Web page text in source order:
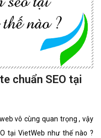
chuẩn SEO tại
vô cùng quan trọng , vậy
tại VietWeb như thế nào ?